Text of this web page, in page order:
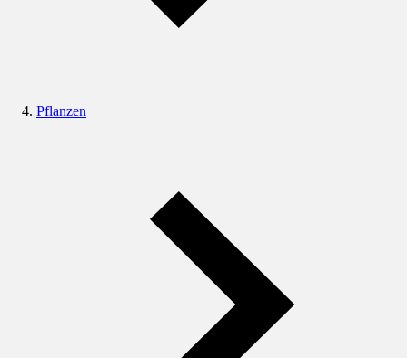
Pflanzen